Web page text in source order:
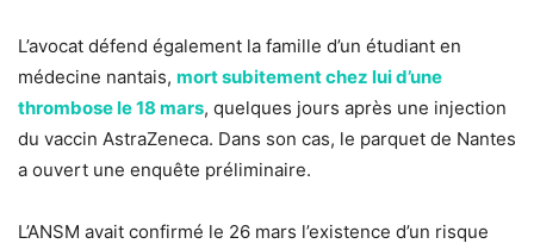
L’avocat défend également la famille d’un étudiant en
médecine nantais, mort subitement chez lui d’une
thrombosele 18 mars, quelques jours après une injection
du vaccin AstraZeneca. Dans son cas, le parquet de Nantes
a ouvert une enquête préliminaire.
L’ANSM avait confirmé le 26 mars l’existence d’un risque